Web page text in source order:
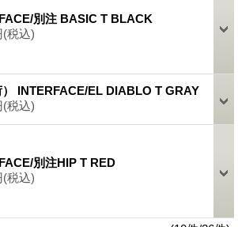
別注 BASIC T BLACK
(税込)
INTERFACE/EL DIABLO T GRAY
(税込)
別注HIP T RED
(税込)